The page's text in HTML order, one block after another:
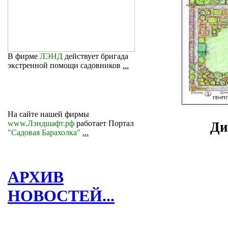
В фирме ЛЭНД действует бригада
экстренной помощи садовников ...
На сайте нашей фирмы
www.Лэндшафт.рф работает Портал
"Садовая Барахолка" ...
АРХИВ
НОВОСТЕЙ...